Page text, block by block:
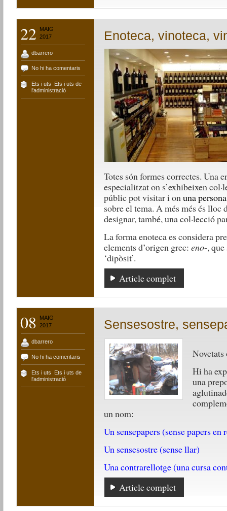
22
MAIG
2017
dbarrero
No hi ha comentaris
Ets i uts
Ets i uts de
l'administració
Enoteca, vinoteca,
Totes són formes correctes. Una
especialitzat on s’exhibeixen
públic pot visitar i onuna
sobre el tema. A més més és
designar, també, una col·lecció
La forma enoteca es considera
elements d’origen grec:eno-,
‘dipòsit’.
Article complet
08
MAIG
2017
dbarrero
No hi ha comentaris
Ets i uts
Ets i uts de
l'administració
Sensesostre,
Hi ha
una
un nom:
Un sensepapers (sense papers en
Un sensesostre (sense llar)
Una contrarellotge (una cursa
Article complet